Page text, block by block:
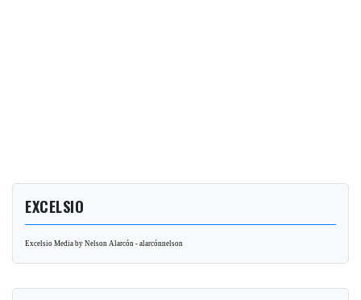
EXCELSIO
Excelsio Media by Nelson Alarcón - alarcónnelson